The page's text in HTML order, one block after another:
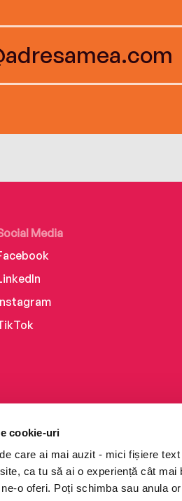
cookie-uri
care ai mai auzit - mici fișiere
ca tu să ai o experiență cât
o oferi. Poți schimba sau anula
Media